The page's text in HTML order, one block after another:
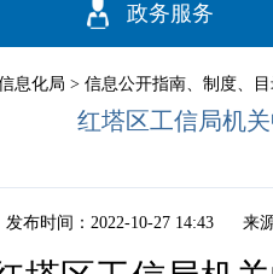
政务服务
息化局 > 信息公开指南、制度、
红塔区工信局机
发布时间：2022-10-27 14:43 来